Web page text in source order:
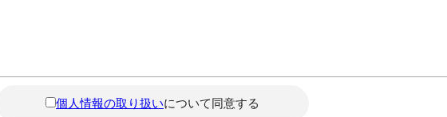
個人情報の取り扱いについて同意する